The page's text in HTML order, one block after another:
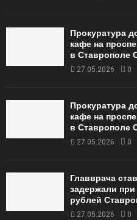
Прокуратура
кафе на
в Ставрополе
27.05.2026 0
Прокуратура
кафе на
в Ставрополе
27.05.2026 0
Главврача
задержали при
рублей
27.05.2026 0